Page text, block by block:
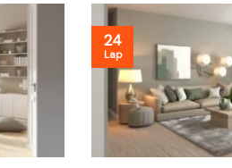
24
Lap